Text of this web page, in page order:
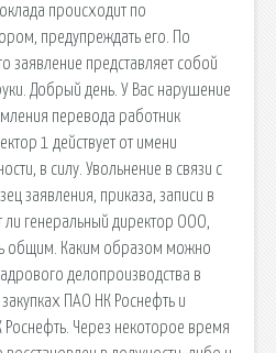
происходит по
предупреждать его. По
заявление представляет собой
Добрый день. У Вас нарушение
перевода работник
1 действует от имени
в силу. Увольнение в связи с
заявления, приказа, записи в
ли генеральный директор ООО,
общим. Каким образом можно
делопроизводства в
ПАО НК Роснефть и
Через некоторое время